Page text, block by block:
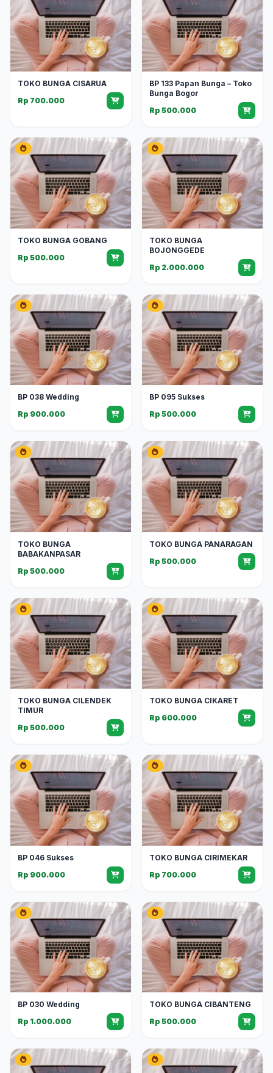
TOKO BUNGA CISARUA
Rp 700.000
BP 133 Papan Bunga – Toko
Bunga Bogor
Rp 500.000
TOKO BUNGA GOBANG
Rp 500.000
TOKO BUNGA
BOJONGGEDE
Rp 2.000.000
BP 038 Wedding
Rp 900.000
BP 095 Sukses
Rp 500.000
TOKO BUNGA
BABAKANPASAR
Rp 500.000
TOKO BUNGA PANARAGAN
Rp 500.000
TOKO BUNGA CILENDEK
TIMUR
Rp 500.000
TOKO BUNGA CIKARET
Rp 600.000
BP 046 Sukses
Rp 900.000
TOKO BUNGA CIRIMEKAR
Rp 700.000
BP 030 Wedding
Rp 1.000.000
TOKO BUNGA CIBANTENG
Rp 500.000